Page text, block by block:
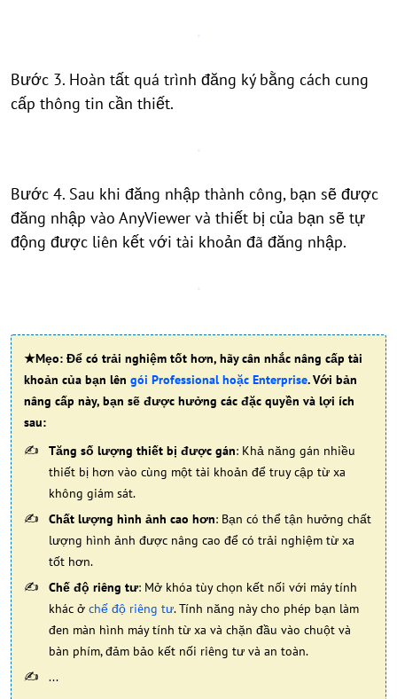
Bước 3. Hoàn tất quá trình đăng ký bằng cách cung
cấp thông tin cần thiết.
Bước 4. Sau khi đăng nhập thành công, bạn sẽ được
đăng nhập vào AnyViewer và thiết bị của bạn sẽ tự
động được liên kết với tài khoản đã đăng nhập.
★Mẹo: Để có trải nghiệm tốt hơn, hãy cân nhắc nâng cấp tài
khoản của bạn lên gói Professional hoặc Enterprise. Với bản
nâng cấp này, bạn sẽ được hưởng các đặc quyền và lợi ích
sau:
Tăng số lượng thiết bị được gán: Khả năng gán nhiều
thiết bị hơn vào cùng một tài khoản để truy cập từ xa
không giám sát.
Chất lượng hình ảnh cao hơn: Bạn có thể tận hưởng chất
lượng hình ảnh được nâng cao để có trải nghiệm từ xa
tốt hơn.
Chế độ riêng tư: Mở khóa tùy chọn kết nối với máy tính
khác ở chế độ riêng tư. Tính năng này cho phép bạn làm
đen màn hình máy tính từ xa và chặn đầu vào chuột và
bàn phím, đảm bảo kết nối riêng tư và an toàn.
...